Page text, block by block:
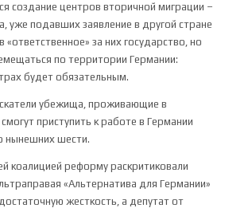
создание центров вторичной миграции –
уже подавших заявление в другой стране
«ответственное» за них государство, но
по территории Германии:
будет обязательным.
убежища, проживающие в
приступить к работе в Германии
нынешних шести.
реформу раскритиковали
«Альтернатива для Германии»
жесткость, а депутат от